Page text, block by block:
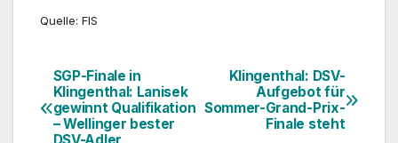
Quelle: FIS
Beitragsnavigation
Klingenthal: DSV-
Aufgebot für
Sommer-Grand-Prix-
Finale steht
SGP-Finale in
Klingenthal: Lanisek
gewinnt Qualifikation
– Wellinger bester